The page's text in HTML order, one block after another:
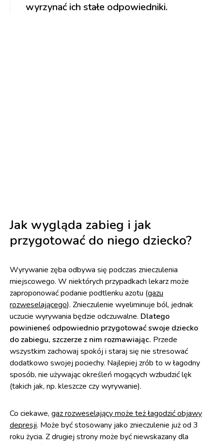
wyrzynać ich stałe odpowiedniki.
Jak wygląda zabieg i jak
przygotować do niego dziecko?
Wyrywanie zęba odbywa się podczas znieczulenia
miejscowego. W niektórych przypadkach lekarz może
zaproponować podanie podtlenku azotu (gazu
rozweselającego). Znieczulenie wyeliminuje ból, jednak
uczucie wyrywania będzie odczuwalne. Dlatego
powinieneś odpowiednio przygotować swoje dziecko
do zabiegu, szczerze z nim rozmawiając. Przede
wszystkim zachowaj spokój i staraj się nie stresować
dodatkowo swojej pociechy. Najlepiej zrób to w łagodny
sposób, nie używając określeń mogących wzbudzić lęk
(takich jak, np. kleszcze czy wyrywanie).
Co ciekawe, gaz rozweselający może też łagodzić objawy
depresji. Może być stosowany jako znieczulenie już od 3
roku życia. Z drugiej strony może być niewskazany dla